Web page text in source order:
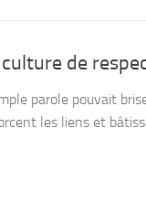
de
parole pouvait
les liens et